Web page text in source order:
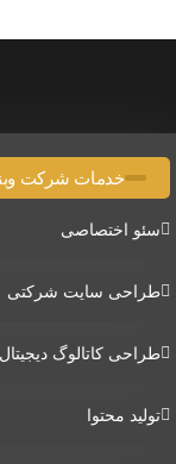
خدمات شرکت
سئو اختصاصی
طراحی سایت شرکتی
طراحی کاتالوگ دیجیتال
تولید محتوا